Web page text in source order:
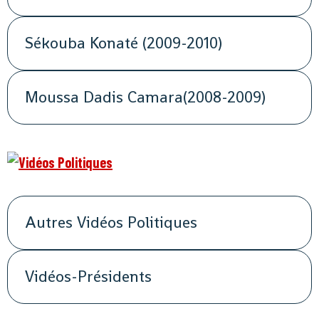
Sékouba Konaté (2009-2010)
Moussa Dadis Camara(2008-2009)
Autres Vidéos Politiques
Vidéos-Présidents